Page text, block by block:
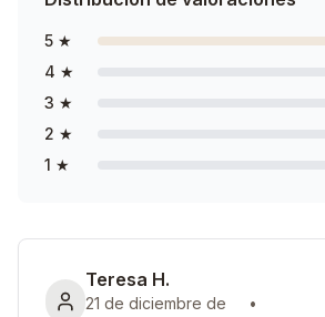
5 ★
4 ★
3 ★
2 ★
1 ★
Teresa H.
21 de diciembre de
•